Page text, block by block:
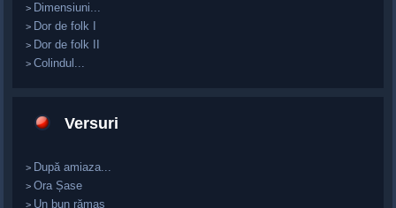
> Dimensiuni...
> Dor de folk I
> Dor de folk II
>Colindul...
Versuri
> După amiaza...
>Ora Șase
> Un bun rămas